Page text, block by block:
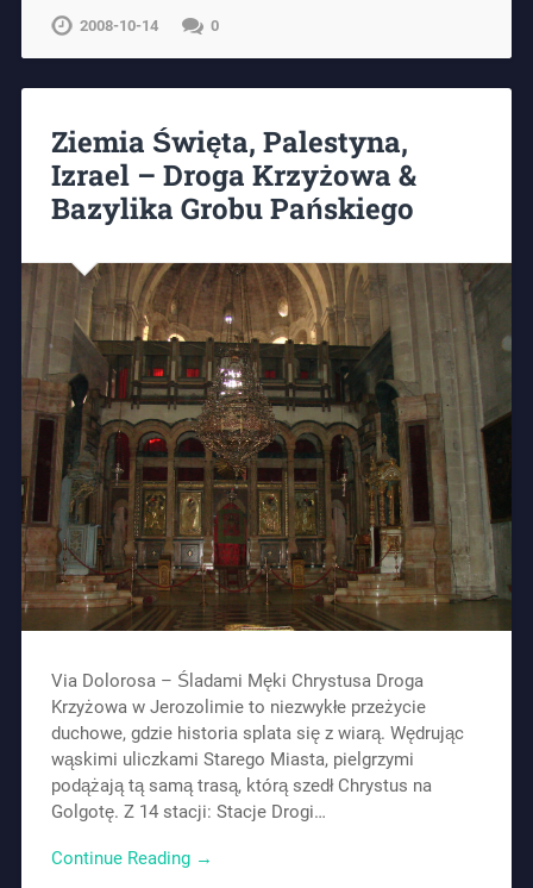
2008-10-14 0
Ziemia Święta, Palestyna,
Izrael – Droga Krzyżowa &
Bazylika Grobu Pańskiego
Via Dolorosa – Śladami Męki Chrystusa Droga
Krzyżowa w Jerozolimie to niezwykłe przeżycie
duchowe, gdzie historia splata się z wiarą. Wędrując
wąskimi uliczkami Starego Miasta, pielgrzymi
podążają tą samą trasą, którą szedł Chrystus na
Golgotę. Z 14 stacji: Stacje Drogi…
Continue Reading →